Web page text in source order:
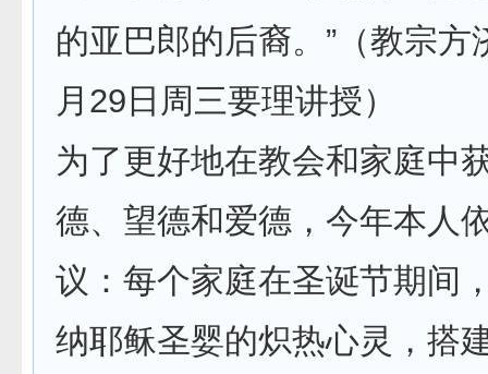
的亚巴郎的后裔。”（教宗方
月29日周三要理讲授）
为了更好地在教会和家庭中
德、望德和爱德，今年本人
议：每个家庭在圣诞节期间
纳耶稣圣婴的炽热心灵，搭